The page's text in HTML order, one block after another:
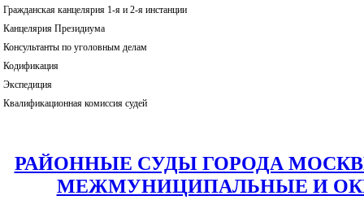
Гражданская канцелярия 1-я и 2-я инстанции
Канцелярия Президиума
Консультанты по уголовным делам
Кодификация
Экспедиция
Квалификационная комиссия судей
РАЙОННЫЕ СУДЫ ГОРОДА МОСКВЫ:
МЕЖМУНИЦИПАЛЬНЫЕ И